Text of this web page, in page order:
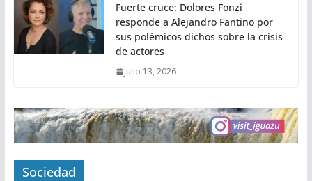
Fuerte cruce: Dolores Fonzi
responde a Alejandro Fantino por
sus polémicos dichos sobre la crisis
de actores
julio 13, 2026
Sociedad